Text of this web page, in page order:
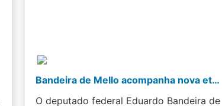
Bandeira de Mello acompanha nova etapa da Horta de Madureira e do Mercado Produtor Mestre…
O deputado federal Eduardo Bandeira de